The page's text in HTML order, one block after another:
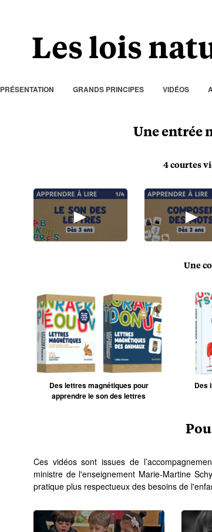
Les lois
PRÉSENTATION GRANDS PRINCIPES VIDÉOS
Une entrée
4 courtes
► ►
Une
Des lettres magnétiques pour
apprendre le son des lettres
Des
Ces vidéos sont issues de
ministre de l'enseignement Marie-Martine
pratique plus respectueux des besoins de